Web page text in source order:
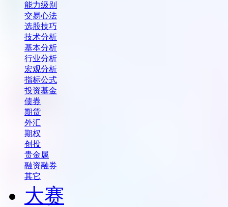
能力级别
交易心法
选股技巧
技术分析
基本分析
行业分析
宏观分析
指标公式
投资基金
债券
期货
外汇
期权
创投
贵金属
融资融券
其它
大赛